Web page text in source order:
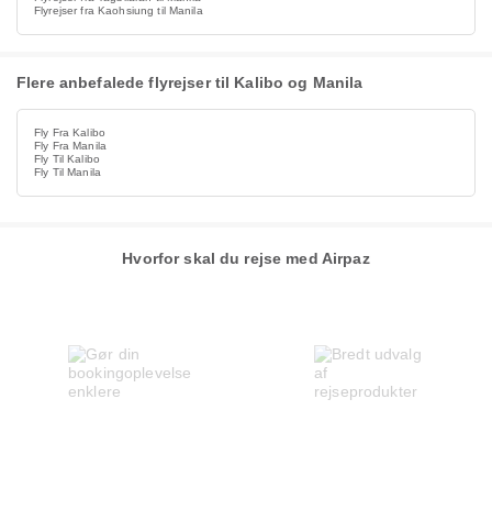
Flyrejser fra Kaohsiung til Manila
Flere anbefalede flyrejser til Kalibo og Manila
Fly Fra Kalibo
Fly Fra Manila
Fly Til Kalibo
Fly Til Manila
Hvorfor skal du rejse med Airpaz